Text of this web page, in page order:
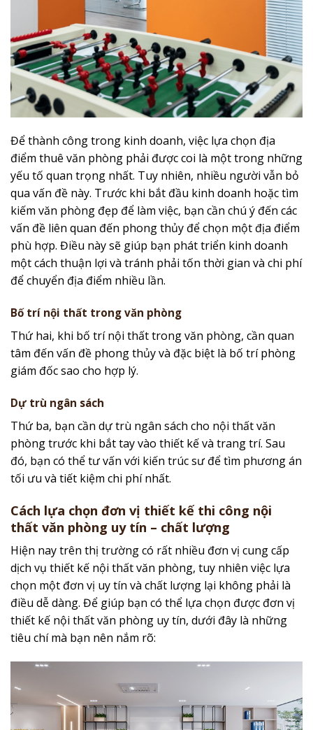
Để thành công trong kinh doanh, việc lựa chọn địa
điểm thuê văn phòng phải được coi là một trong những
yếu tố quan trọng nhất. Tuy nhiên, nhiều người vẫn bỏ
qua vấn đề này. Trước khi bắt đầu kinh doanh hoặc tìm
kiếm văn phòng đẹp để làm việc, bạn cần chú ý đến các
vấn đề liên quan đến phong thủy để chọn một địa điểm
phù hợp. Điều này sẽ giúp bạn phát triển kinh doanh
một cách thuận lợi và tránh phải tốn thời gian và chi phí
để chuyển địa điểm nhiều lần.
Bố trí nội thất trong văn phòng
Thứ hai, khi bố trí nội thất trong văn phòng, cần quan
tâm đến vấn đề phong thủy và đặc biệt là bố trí phòng
giám đốc sao cho hợp lý.
Dự trù ngân sách
Thứ ba, bạn cần dự trù ngân sách cho nội thất văn
phòng trước khi bắt tay vào thiết kế và trang trí. Sau
đó, bạn có thể tư vấn với kiến trúc sư để tìm phương án
tối ưu và tiết kiệm chi phí nhất.
Cách lựa chọn đơn vị thiết kế thi công nội
thất văn phòng uy tín – chất lượng
Hiện nay trên thị trường có rất nhiều đơn vị cung cấp
dịch vụ thiết kế nội thất văn phòng, tuy nhiên việc lựa
chọn một đơn vị uy tín và chất lượng lại không phải là
điều dễ dàng. Để giúp bạn có thể lựa chọn được đơn vị
thiết kế nội thất văn phòng uy tín, dưới đây là những
tiêu chí mà bạn nên nắm rõ: